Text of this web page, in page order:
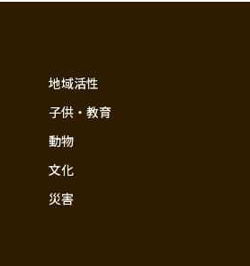
近畿
地域活性
子供・教育
動物
文化
災害